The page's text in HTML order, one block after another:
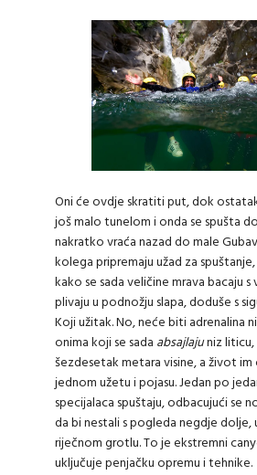
Oni će ovdje skratiti put, dok
još malo tunelom i onda se spušta
nakratko vraća nazad do male
kolega pripremaju užad za
kako se sada veličine mrava bacaju
plivaju u podnožju slapa, doduše s
Koji užitak. No, neće biti adrenalina
onima koji se sada absajlajuniz liticu,
šezdesetak metara visine, a život im
jednom užetu i pojasu. Jedan po
specijalaca spuštaju, odbacujući se
da bi nestali s pogleda negdje dolje,
riječnom grotlu. To je ekstremni
uključuje penjačku opremu i tehnike.